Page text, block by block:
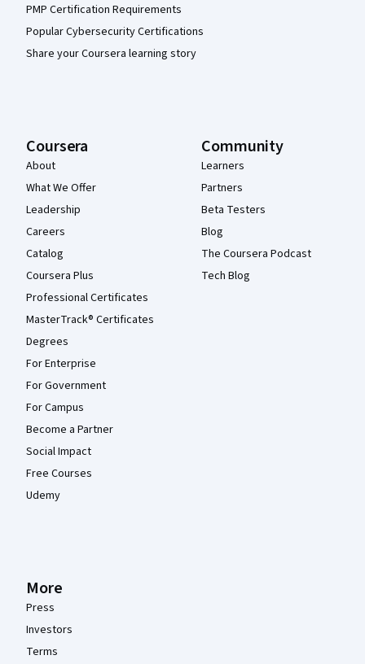
PMP Certification Requirements
Popular Cybersecurity Certifications
Share your Coursera learning story
Coursera
About
What We Offer
Leadership
Careers
Catalog
Coursera Plus
Professional Certificates
MasterTrack® Certificates
Degrees
For Enterprise
For Government
For Campus
Become a Partner
Social Impact
Free Courses
Udemy
Community
Learners
Partners
Beta Testers
Blog
The Coursera Podcast
Tech Blog
More
Press
Investors
Terms